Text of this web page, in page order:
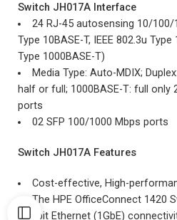
Switch JH017A Interface
24 RJ-45 autosensing 10/100/
Type 10BASE-T, IEEE 802.3u Type
Type 1000BASE-T)
Media Type: Auto-MDIX;
half or full; 1000BASE-T: full only
ports
02 SFP 100/1000 Mbps ports
Switch JH017A Features
Cost-effective, High-
The HPE OfficeConnect 1420
gigabit Ethernet (1GbE)